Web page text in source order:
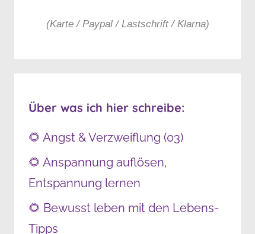
(Karte / Paypal / Lastschrift / Klarna)
Über was ich hier schreibe:
🌻 Angst & Verzweiflung (03)
🌻 Anspannung auflösen,
Entspannung lernen
🌻 Bewusst leben mit den Lebens-
Tipps